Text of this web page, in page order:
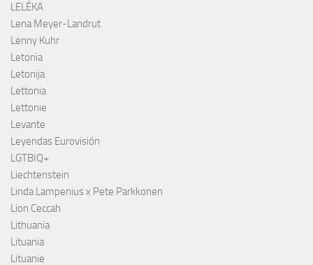
LELÉKA
Lena Meyer-Landrut
Lenny Kuhr
Letonia
Letonija
Lettonia
Lettonie
Levante
Leyendas Eurovisión
LGTBIQ+
Liechtenstein
Linda Lampenius x Pete Parkkonen
Lion Ceccah
Lithuania
Lituania
Lituanie